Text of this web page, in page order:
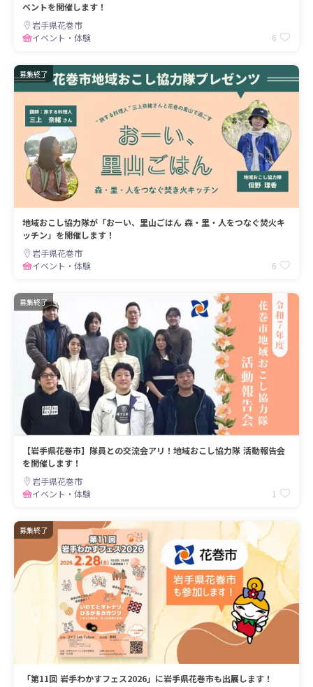
ベントを開催します！
岩手県花巻市
イベント・体験
6
募集終了
地域おこし協力隊が「おーい、里山ごはん 森・里・人をつなぐ焚火キ
ッチン」を開催します！
岩手県花巻市
イベント・体験
6
募集終了
【岩手県花巻市】隊員との交流会アリ！地域おこし協力隊 活動報告会
を開催します！
岩手県花巻市
イベント・体験
1
募集終了
「第11回 岩手わかすフェス2026」に岩手県花巻市も出展します！